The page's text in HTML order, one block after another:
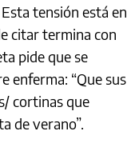
tensión está en
citar termina con
pide que se
enferma: “Que sus
cortinas que
de verano”.